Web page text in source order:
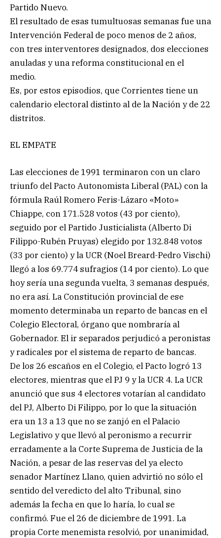
Partido Nuevo.
El resultado de esas tumultuosas semanas fue una
Intervención Federal de poco menos de 2 años,
con tres interventores designados, dos elecciones
anuladas y una reforma constitucional en el
medio.
Es, por estos episodios, que Corrientes tiene un
calendario electoral distinto al de la Nación y de 22
distritos.
EL EMPATE
Las elecciones de 1991 terminaron con un claro
triunfo del Pacto Autonomista Liberal (PAL) con la
fórmula Raúl Romero Feris-Lázaro «Moto»
Chiappe, con 171.528 votos (43 por ciento),
seguido por el Partido Justicialista (Alberto Di
Filippo-Rubén Pruyas) elegido por 132.848 votos
(33 por ciento) y la UCR (Noel Breard-Pedro Vischi)
llegó a los 69.774 sufragios (14 por ciento). Lo que
hoy sería una segunda vuelta, 3 semanas después,
no era así. La Constitución provincial de ese
momento determinaba un reparto de bancas en el
Colegio Electoral, órgano que nombraría al
Gobernador. El ir separados perjudicó a peronistas
y radicales por el sistema de reparto de bancas.
De los 26 escaños en el Colegio, el Pacto logró 13
electores, mientras que el PJ 9 y la UCR 4. La UCR
anunció que sus 4 electores votarían al candidato
del PJ, Alberto Di Filippo, por lo que la situación
era un 13 a 13 que no se zanjó en el Palacio
Legislativo y que llevó al peronismo a recurrir
erradamente a la Corte Suprema de Justicia de la
Nación, a pesar de las reservas del ya electo
senador Martínez Llano, quien advirtió no sólo el
sentido del veredicto del alto Tribunal, sino
además la fecha en que lo haría, lo cual se
confirmó. Fue el 26 de diciembre de 1991. La
propia Corte menemista resolvió, por unanimidad,